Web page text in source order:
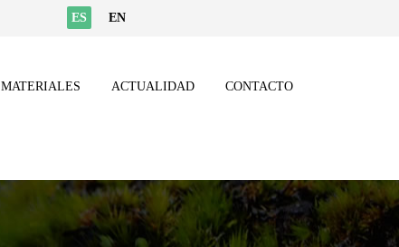
ES EN
MATERIALES ACTUALIDAD CONTACTO